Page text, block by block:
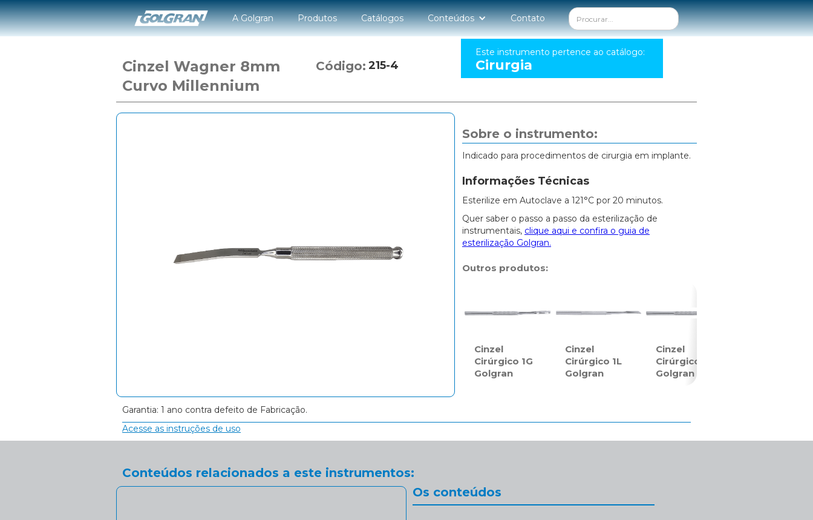
A Golgran Produtos Catálogos Conteúdos Contato
Cinzel Wagner 8mm
Curvo Millennium
Código: 215-4
Este instrumento pertence ao catálogo:
Cirurgia
Sobre o instrumento:
Indicado para procedimentos de cirurgia em implante.
Informações Técnicas
Esterilize em Autoclave a 121°C por 20 minutos.
Quer saber o passo a passo da esterilização de
instrumentais, clique aqui e confira o guia de
esterilização Golgran.
Outros produtos:
Cinzel
Cirúrgico 1G
Golgran
Cinzel
Cirúrgico 1L
Golgran
Cinzel
Cirúrgico 2G
Golgran
Garantia: 1 ano contra defeito de Fabricação.
Acesse as instruções de uso
Conteúdos relacionados a este instrumentos:
Os conteúdos